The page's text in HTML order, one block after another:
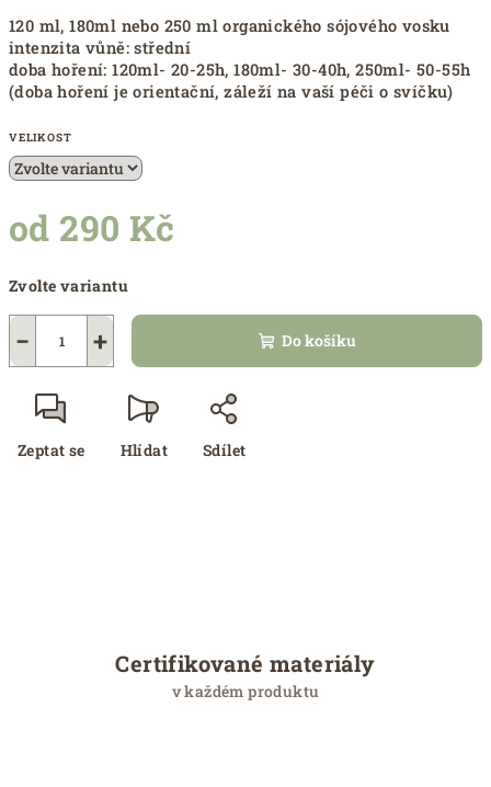
120 ml, 180ml nebo 250 ml organického sójového vosku
intenzita vůně: střední
doba hoření: 120ml- 20-25h, 180ml- 30-40h, 250ml- 50-55h
(doba hoření je orientační, záleží na vaší péči o svíčku)
VELIKOST
od 290 Kč
cena:
Zvolte variantu
+
− Do košíku
Zeptat se Hlídat Sdílet
Certifikované materiály
v každém produktu